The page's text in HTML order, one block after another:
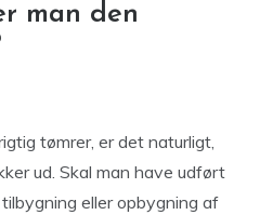
man den
tømrer, er det naturligt,
ud. Skal man have udført
eller opbygning af